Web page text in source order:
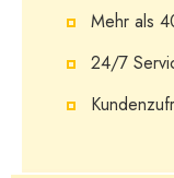
Mehr als
24/7